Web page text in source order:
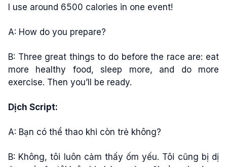
I use around 6500 calories in one event!
A: How do you prepare?
B: Three great things to do before the race are: eat
more healthy food, sleep more, and do more
exercise. Then you’ll be ready.
Dịch Script:
A: Bạn có thể thao khi còn trẻ không?
B: Không, tôi luôn cảm thấy ốm yếu. Tôi cũng bị dị